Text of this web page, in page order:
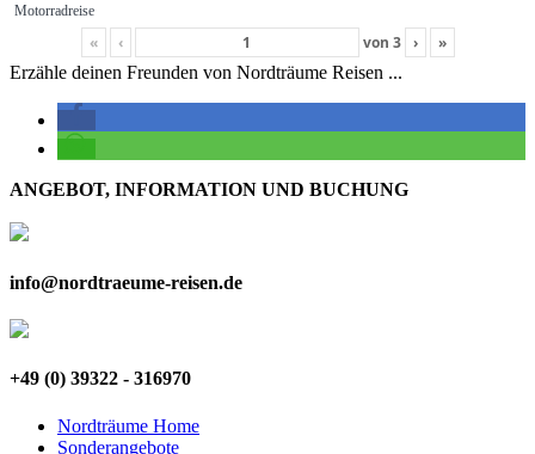
Motorradreise
« ‹ von 3 ›
»
Erzähle deinen Freunden von Nordträume Reisen ...
ANGEBOT, INFORMATION UND BUCHUNG
info@nordtraeume-reisen.de
+49 (0) 39322 - 316970
Nordträume Home
Sonderangebote